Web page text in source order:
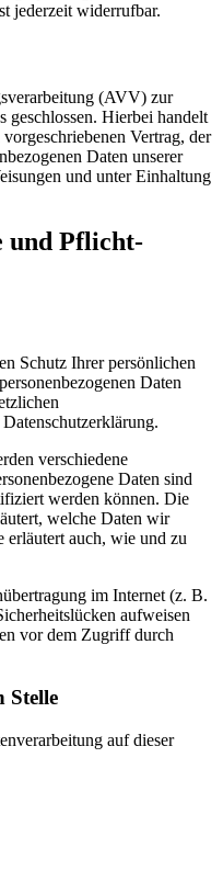
jederzeit widerrufbar.
(AVV) zur
geschlossen. Hierbei handelt
Vertrag, der
Daten unserer
und unter Einhaltung
und Pflicht­
Schutz Ihrer persönlichen
Daten
verschiedene
Daten sind
werden können. Die
welche Daten wir
erläutert auch, wie und zu
im Internet (z. B.
aufweisen
vor dem Zugriff durch
Stelle
auf dieser